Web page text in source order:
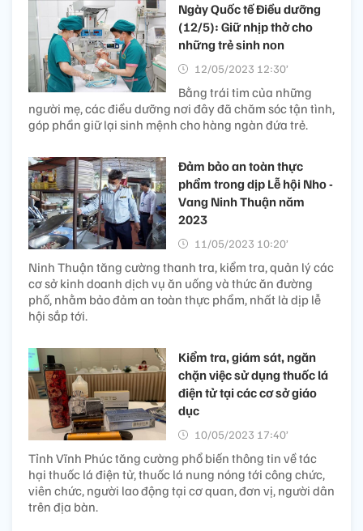
Ngày Quốc tế Điều dưỡng
(12/5): Giữ nhịp thở cho
những trẻ sinh non
12/05/2023 12:30’
Bằng trái tim của những
người mẹ, các điều dưỡng nơi đây đã chăm sóc tận tình,
góp phần giữ lại sinh mệnh cho hàng ngàn đứa trẻ.
Đảm bảo an toàn thực
phẩm trong dịp Lễ hội Nho -
Vang Ninh Thuận năm
2023
11/05/2023 10:20’
Ninh Thuận tăng cường thanh tra, kiểm tra, quản lý các
cơ sở kinh doanh dịch vụ ăn uống và thức ăn đường
phố, nhằm bảo đảm an toàn thực phẩm, nhất là dịp lễ
hội sắp tới.
Kiểm tra, giám sát, ngăn
chặn việc sử dụng thuốc lá
điện tử tại các cơ sở giáo
dục
10/05/2023 17:40’
Tỉnh Vĩnh Phúc tăng cường phổ biến thông tin về tác
hại thuốc lá điện tử, thuốc lá nung nóng tới công chức,
viên chức, người lao động tại cơ quan, đơn vị, người dân
trên địa bàn.